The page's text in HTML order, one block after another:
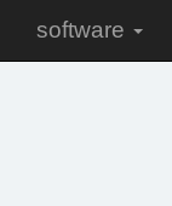
software